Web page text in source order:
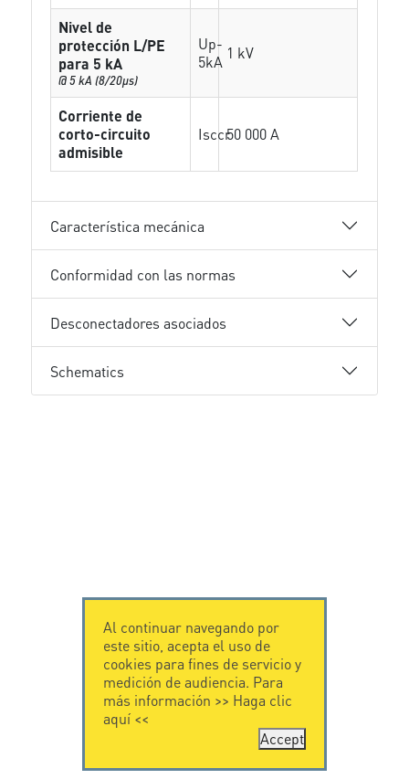
Nivel de
protección L/PE
para 5 kA
@ 5 kA (8/20µs)
Up-
5kA 1 kV
Corriente de
corto-circuito
admisible
Isccr50 000 A
Característica mecánica
Conformidad con las normas
Desconectadores asociados
Schematics
Al continuar navegando por
este sitio, acepta el uso de
cookies para fines de servicio y
medición de audiencia. Para
más información >> Haga clic
aquí<<
Accept